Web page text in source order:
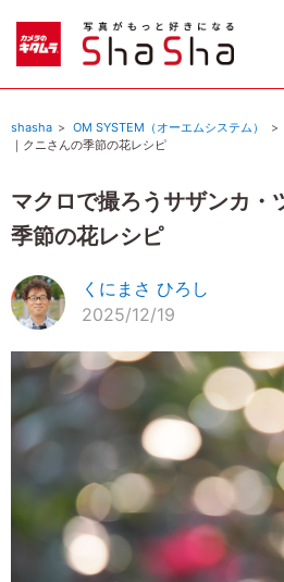
shasha OM SYSTEM（オーエムシステム）
｜クニさんの季節の花レシピ
マクロで撮ろうサザンカ・
季節の花レシピ
くにまさ ひろし
2025/12/19